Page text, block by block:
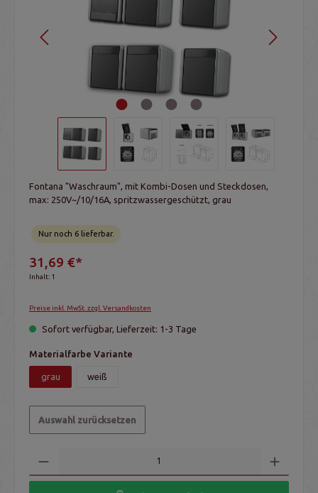
Fontana "Waschraum", mit Kombi-Dosen und Steckdosen,
max: 250V~/10/16A, spritzwassergeschützt, grau
Nur noch 6 lieferbar.
31,69 €*
Inhalt: 1
Preise inkl. MwSt. zzgl. Versandkosten
Sofort verfügbar, Lieferzeit: 1-3 Tage
Materialfarbe Variante
grau weiß
Auswahl zurücksetzen